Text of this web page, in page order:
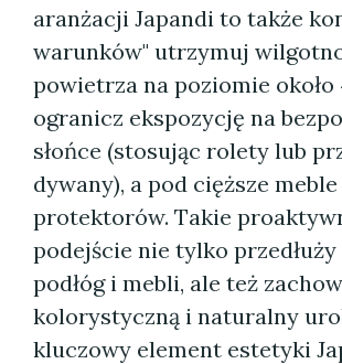
aranżacji Japandi to także
warunków" utrzymuj
powietrza na poziomie około
ogranicz ekspozycję na
słońce (stosując rolety lub
dywany), a pod cięższe
protektorów. Takie
podejście nie tylko przedłuży
podłóg i mebli, ale też
kolorystyczną i naturalny
kluczowy element estetyki